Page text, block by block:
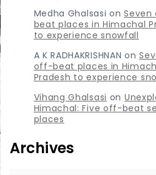
Medha Ghalsasi on
beat places in Himachal
to experience snowfall
A K RADHAKRISHNAN on
off-beat places in
Pradesh to experience
Vihang Ghalsasi on
Himachal: Five off-beat
places
Archives